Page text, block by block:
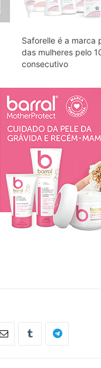
Saforelle é a marca
das mulheres pelo
consecutivo